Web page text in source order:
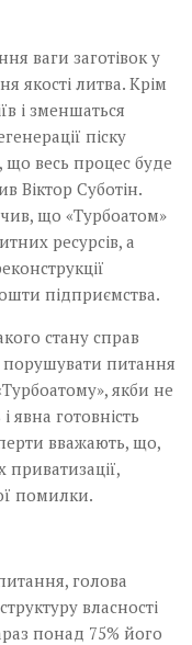
ваги заготівок у
якості литва. Крім
і зменшаться
піску
весь процес буде
Віктор Суботін.
що «Турбоатом»
ресурсів, а
підприємства.
стану справ
порушувати питання
якби не
явна готовність
вважають, що,
помилки.
голова
власності
понад 75% його